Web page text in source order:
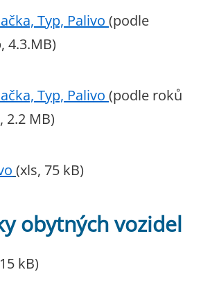
Typ, Palivo (podle
4.3.MB)
Typ, Palivo (podle roků
2.2 MB)
(xls, 75 kB)
obytných vozidel
kB)